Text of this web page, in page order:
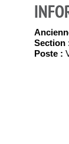
Section
Poste :